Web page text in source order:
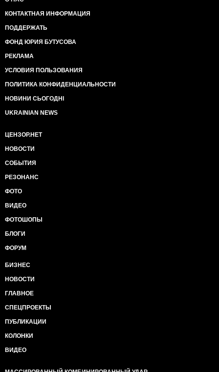
КОНТАКТНАЯ ИНФОРМАЦИЯ
ПОДДЕРЖАТЬ
ФОНД ЮРИЯ БУТУСОВА
РЕКЛАМА
УСЛОВИЯ ПОЛЬЗОВАНИЯ
ПОЛИТИКА КОНФИДЕНЦИАЛЬНОСТИ
НОВИНИ СЬОГОДНІ
UKRAINIAN NEWS
ЦЕНЗОР.НЕТ
НОВОСТИ
СОБЫТИЯ
РЕЗОНАНС
ФОТО
ВИДЕО
ФОТОШОПЫ
БЛОГИ
ФОРУМ
БИЗНЕС
НОВОСТИ
ГЛАВНОЕ
СПЕЦПРОЕКТЫ
ПУБЛИКАЦИИ
КОЛОНКИ
ВИДЕО